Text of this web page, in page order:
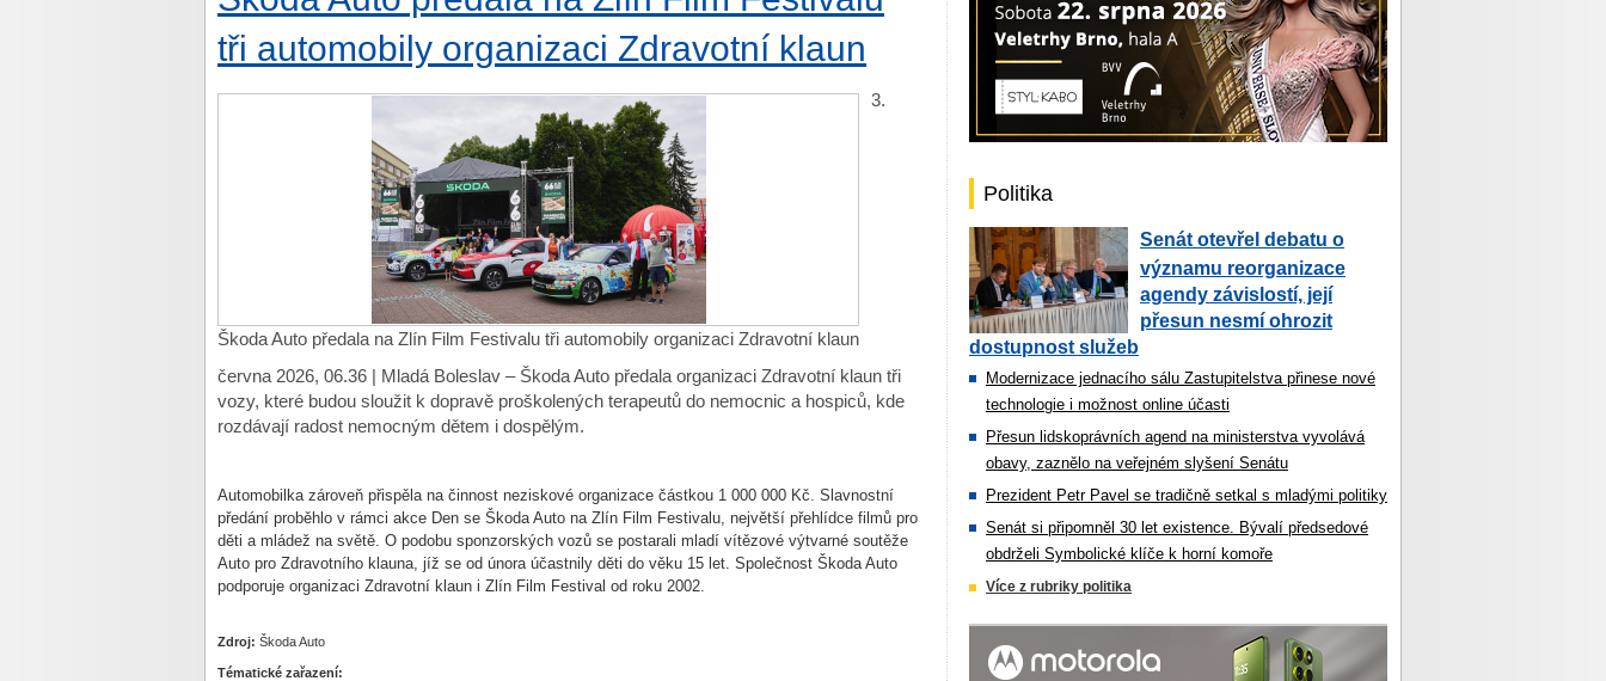
tři automobily organizaci Zdravotní klaun
Škoda Auto předala na Zlín Film Festivalu tři automobily organizaci Zdravotní klaun
3.
června 2026, 06.36 | Mladá Boleslav – Škoda Auto předala organizaci Zdravotní klaun tři
vozy, které budou sloužit k dopravě proškolených terapeutů do nemocnic a hospiců, kde
rozdávají radost nemocným dětem i dospělým.
Automobilka zároveň přispěla na činnost neziskové organizace částkou 1 000 000 Kč. Slavnostní
předání proběhlo v rámci akce Den se Škoda Auto na Zlín Film Festivalu, největší přehlídce filmů pro
děti a mládež na světě. O podobu sponzorských vozů se postarali mladí vítězové výtvarné soutěže
Auto pro Zdravotního klauna, jíž se od února účastnily děti do věku 15 let. Společnost Škoda Auto
podporuje organizaci Zdravotní klaun i Zlín Film Festival od roku 2002.
Zdroj: Škoda Auto
Tématické zařazení:
Politika
Senát otevřel debatu o
významu reorganizace
agendy závislostí, její
přesun nesmí ohrozit
dostupnost služeb
Modernizace jednacího sálu Zastupitelstva přinese nové
technologie i možnost online účasti
Přesun lidskoprávních agend na ministerstva vyvolává
obavy, zaznělo na veřejném slyšení Senátu
Prezident Petr Pavel se tradičně setkal s mladými politiky
Senát si připomněl 30 let existence. Bývalí předsedové
obdrželi Symbolické klíče k horní komoře
Více z rubriky politika